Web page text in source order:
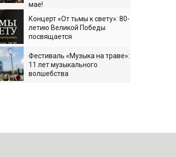
мае!
Концерт «От тьмы к свету»: 80-
летию Великой Победы
посвящается
Фестиваль «Музыка на траве»:
11 лет музыкального
волшебства